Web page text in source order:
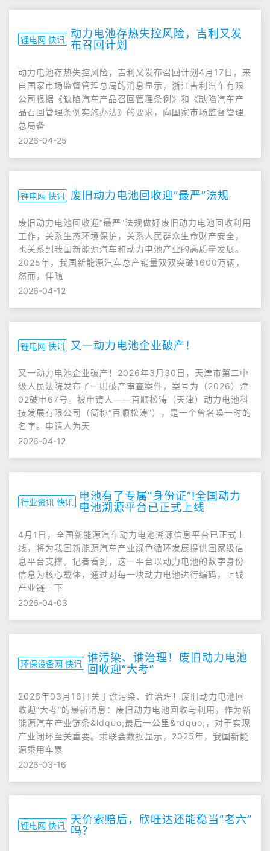
锂电网 快讯 动力电池存热失控风险，吉利又发
布召回计划
动力电池存热失控风险，吉利又发布召回计划4月17日，来
自国家市场监督管理总局的消息显示，浙江吉利汽车有限
公司根据《缺陷汽车产品召回管理条例》和《缺陷汽车产
品召回管理条例实施办法》的要求，向国家市场监督管理
总局备
2026-04-25
锂电网 快讯 废旧动力电池回收迎“最严”法规
废旧动力电池回收迎“最严”法规做好废旧动力电池回收利用
工作，关系生态环境保护，关系人民群众生命财产安全，
也关系到我国新能源汽车和动力电池产业的高质量发展。
2025年，我国新能源汽车总产销量双双突破1600万辆，
然而，伴随
2026-04-12
锂电网 快讯 又一动力电池企业破产！
又一动力电池企业破产！2026年3月30日，天津市第二中
级人民法院发布了一则破产审查案件，案号为（2026）津
02破申67号。被申请人——百顺松涛（天津）动力电池科
技发展有限公司（简称“百顺松涛”），是一个曾名噪一时的
名字。申请人为天
2026-04-12
行业资讯 快讯
电池有了专属“身份证”!全国动力
电池溯源平台已正式上线
4月1日，全国新能源汽车动力电池溯源信息平台已正式上
线，将为我国新能源汽车产业绿色循环发展提供国家级信
息平台支撑。记者看到，这一平台以动力电池的数字身份
信息为核心载体，通过对每一块动力电池进行编码，上线
产业链上下
2026-04-03
环保设备网 快讯 谁污染、谁治理！废旧动力电池
回收迎“大考”
2026年03月16日关于谁污染、谁治理！废旧动力电池回
收迎“大考”的最新消息：废旧动力电池回收与利用，作为新
能源汽车产业链条&ldquo;最后一公里&rdquo;，对于实现
产业闭环至关重要。乘联会数据显示，2025年，我国新能
源乘用车累
2026-03-16
锂电网 快讯 天价索赔后，欣旺达还能稳当“老六”
吗？